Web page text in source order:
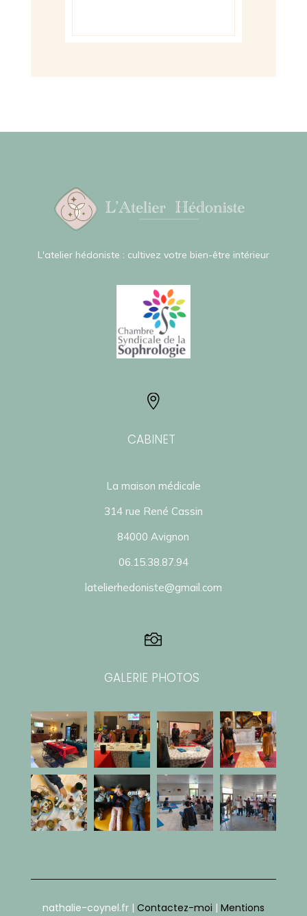
L'atelier hédoniste : cultivez votre bien-être intérieur

CABINET
La maison médicale
314 rue René Cassin
84000 Avignon
06.15.38.87.94
latelierhedoniste@gmail.com

GALERIE PHOTOS
nathalie-coynel.fr | Contactez-moi | Mentions